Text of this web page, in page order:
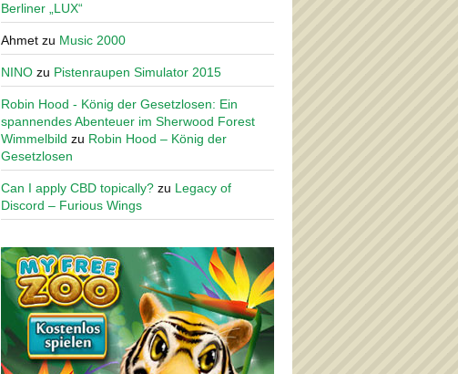
Berliner „LUX“
Ahmet zu Music 2000
NINO zu Pistenraupen Simulator 2015
Robin Hood - König der Gesetzlosen: Ein
spannendes Abenteuer im Sherwood Forest
Wimmelbild zu Robin Hood – König der
Gesetzlosen
Can I apply CBD topically? zu Legacy of
Discord – Furious Wings